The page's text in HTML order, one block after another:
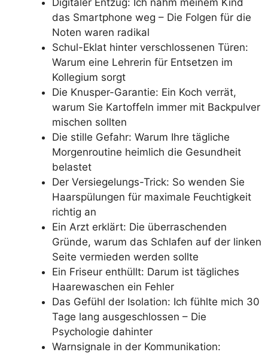
Digitaler Entzug: Ich nahm meinem Kind
das Smartphone weg – Die Folgen für die
Noten waren radikal
Schul-Eklat hinter verschlossenen Türen:
Warum eine Lehrerin für Entsetzen im
Kollegium sorgt
Die Knusper-Garantie: Ein Koch verrät,
warum Sie Kartoffeln immer mit Backpulver
mischen sollten
Die stille Gefahr: Warum Ihre tägliche
Morgenroutine heimlich die Gesundheit
belastet
Der Versiegelungs-Trick: So wenden Sie
Haarspülungen für maximale Feuchtigkeit
richtig an
Ein Arzt erklärt: Die überraschenden
Gründe, warum das Schlafen auf der linken
Seite vermieden werden sollte
Ein Friseur enthüllt: Darum ist tägliches
Haarewaschen ein Fehler
Das Gefühl der Isolation: Ich fühlte mich 30
Tage lang ausgeschlossen – Die
Psychologie dahinter
Warnsignale in der Kommunikation: